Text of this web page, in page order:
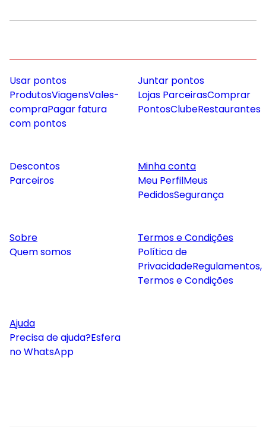
Usar pontos
ProdutosViagensVales-
compraPagar fatura
com pontos
Juntar pontos
Lojas ParceirasComprar
PontosClubeRestaurantes
Descontos
Parceiros
Minha conta
Meu PerfilMeus
PedidosSegurança
Sobre
Quem somos
Termos e Condições
Política de
PrivacidadeRegulamentos,
Termos e Condições
Ajuda
Precisa de ajuda?Esfera
no WhatsApp